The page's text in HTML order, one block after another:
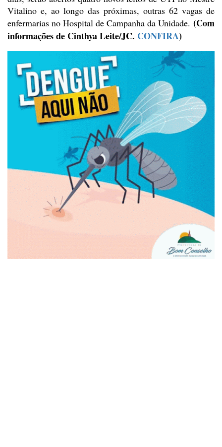
Vitalino e, ao longo das próximas, outras 62 vagas de
enfermarias no Hospital de Campanha da Unidade. (Com
informações de Cinthya Leite/JC. CONFIRA)